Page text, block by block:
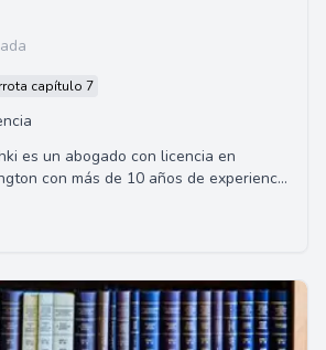
capítulo 7
es un abogado con licencia en
con más de 10 años de experiencia